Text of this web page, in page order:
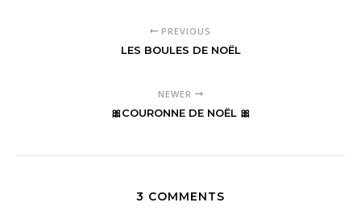
PREVIOUS
LES BOULES DE NOËL
NEWER
🎀COURONNE DE NOËL 🎀
3 COMMENTS